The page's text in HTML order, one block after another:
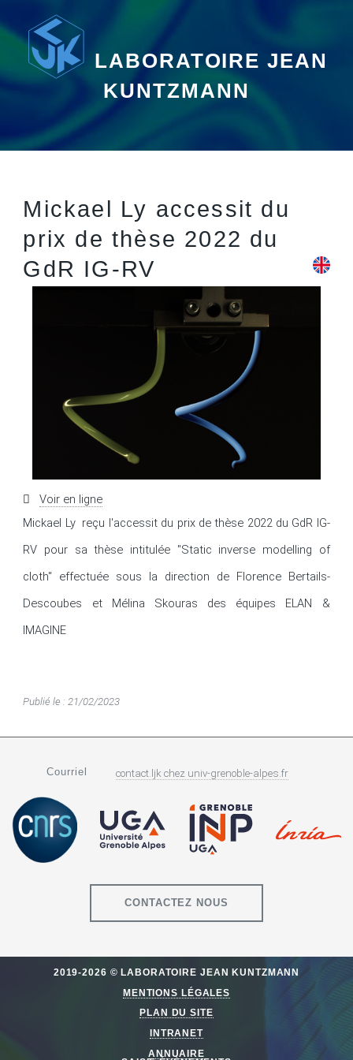
LABORATOIRE JEAN
KUNTZMANN
Mickael Ly accessit du
prix de thèse 2022 du
GdR IG-RV
Voir en ligne
Mickael Ly  reçu l'accessit du prix de thèse 2022 du GdR IG-
RV pour sa thèse intitulée "Static inverse modelling of
cloth" effectuée sous la direction de Florence Bertails-
Descoubes et Mélina Skouras des équipes ELAN &
IMAGINE
Publié le : 21/02/2023
Courriel contact.ljk chez univ-grenoble-alpes.fr
CONTACTEZ NOUS
2019-2026 © LABORATOIRE JEAN KUNTZMANN
MENTIONS LÉGALES
PLAN DU SITE
INTRANET
ANNUAIRE